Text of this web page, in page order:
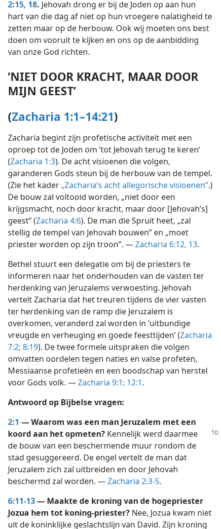
2:15, 18. Jehovah drong er bij de Joden op aan hun
hart van die dag af niet op hun vroegere nalatigheid te
zetten maar op de herbouw. Ook wij moeten ons best
doen om vooruit te kijken en ons op de aanbidding
van onze God richten.
’NIET DOOR KRACHT, MAAR DOOR
MIJN GEEST’
(Zacharia 1:1–14:21)
Zacharia begint zijn profetische activiteit met een
oproep tot de Joden om ’tot Jehovah terug te keren’
(Zacharia 1:3). De acht visioenen die volgen,
garanderen Gods steun bij de herbouw van de tempel.
(Zie het kader „Zacharia’s acht allegorische visioenen”.)
De bouw zal voltooid worden, „niet door een
krijgsmacht, noch door kracht, maar door [Jehovah’s]
geest” (Zacharia 4:6). De man die Spruit heet, „zal
stellig de tempel van Jehovah bouwen” en „moet
priester worden op zijn troon”. —Zacharia 6:12, 13.
Bethel stuurt een delegatie om bij de priesters te
informeren naar het onderhouden van de vasten ter
herdenking van Jeruzalems verwoesting. Jehovah
vertelt Zacharia dat het treuren tijdens de vier vasten
ter herdenking van de ramp die Jeruzalem is
overkomen, veranderd zal worden in ’uitbundige
vreugde en verheuging en goede feesttijden’ (Zacharia
7:2; 8:19). De twee formele uitspraken die volgen
omvatten oordelen tegen naties en valse profeten,
Messiaanse profetieën en een boodschap van herstel
voor Gods volk. —Zacharia 9:1; 12:1.
Antwoord op Bijbelse vragen:
2:1 — Waarom was een man Jeruzalem met een
koord aan het opmeten? Kennelijk werd daarmee
de bouw van een beschermende muur rondom de
stad gesuggereerd. De engel vertelt de man dat
Jeruzalem zich zal uitbreiden en door Jehovah
beschermd zal worden. —Zacharia 2:3-5.
6:11-13— Maakte de kroning van de hogepriester
Jozua hem tot koning-priester? Nee, Jozua kwam niet
uit de koninklijke geslachtslijn van David. Zijn kroning